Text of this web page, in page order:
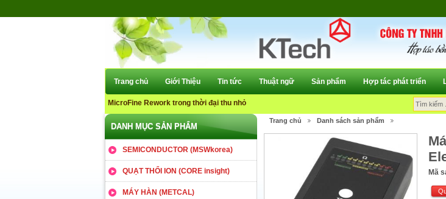
Trang chủ Giới Thiệu Tin tức Thuật ngữ Sản phẩm Hợp tác phát triển
MicroFine Rework trong thời đại thu nhỏ
Trang chủ Danh sách sản phẩm
Mã
DANH MỤC SẢN PHẨM
SEMICONDUCTOR (MSWkorea)
QUẠT THỔI ION (CORE insight)
MÁY HÀN (METCAL)